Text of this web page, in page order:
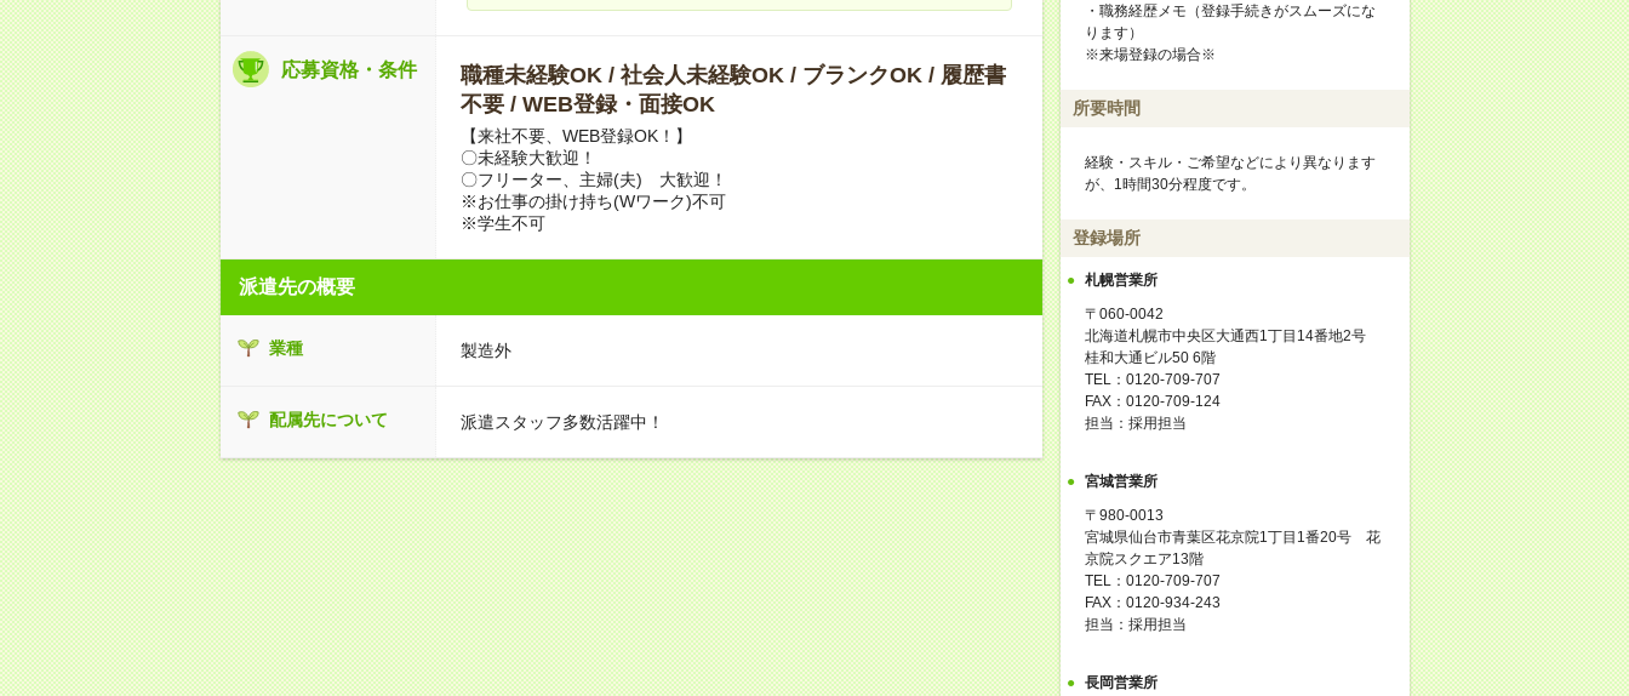
応募資格・条件
職種未経験OK / 社会人未経験OK / ブランクOK / 履歴書
不要 / WEB登録・面接OK
【来社不要、WEB登録OK！】
〇未経験大歓迎！
〇フリーター、主婦(夫) 大歓迎！
※お仕事の掛け持ち(Wワーク)不可
※学生不可
派遣先の概要
業種 製造外
配属先について 派遣スタッフ多数活躍中！
・職務経歴メモ（登録手続きがスムーズにな
ります）
※来場登録の場合※
所要時間
経験・スキル・ご希望などにより異なります
が、1時間30分程度です。
登録場所
札幌営業所
〒060-0042
北海道札幌市中央区大通西1丁目14番地2号
桂和大通ビル50 6階
TEL：0120-709-707
FAX：0120-709-124
担当：採用担当
宮城営業所
〒980-0013
宮城県仙台市青葉区花京院1丁目1番20号 花
京院スクエア13階
TEL：0120-709-707
FAX：0120-934-243
担当：採用担当
長岡営業所